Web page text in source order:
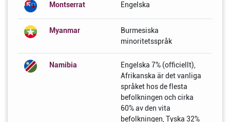
Montserrat Engelska
Myanmar
Burmesiska
minoritetsspråk
Namibia
Engelska 7% (officiellt),
Afrikanska är det vanliga
språket hos de flesta
befolkningen och cirka
60% av den vita
befolkningen, Tyska 32%